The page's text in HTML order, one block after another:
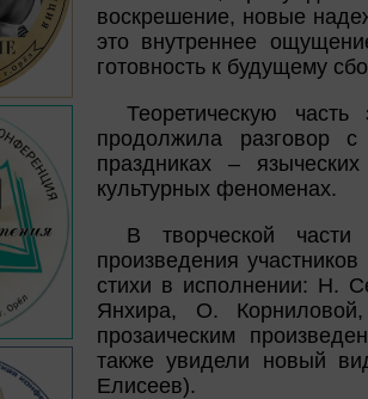
воскрешение, новые
это внутреннее
готовность к будущему
Теоретическую
продолжила
праздниках –
культурных феноменах.
В творческой части
произведения
стихи в исполнении: Н.
Янхира, О.
прозаическим
также увидели новый
Елисеев).